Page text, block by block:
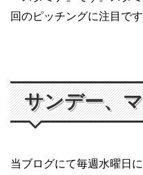
回のピッチングに注目です
サンデー、
当ブログにて毎週水曜日